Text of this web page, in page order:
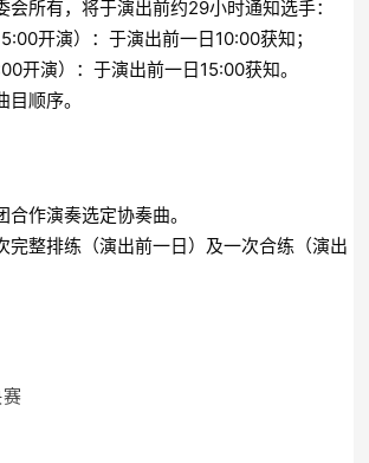
会所有，将于演出前约29小时通知选手：
开演）：于演出前一日10:00获知；
开演）：于演出前一日15:00获知。
顺序。
合作演奏选定协奏曲。
完整排练（演出前一日）及一次合练（演出